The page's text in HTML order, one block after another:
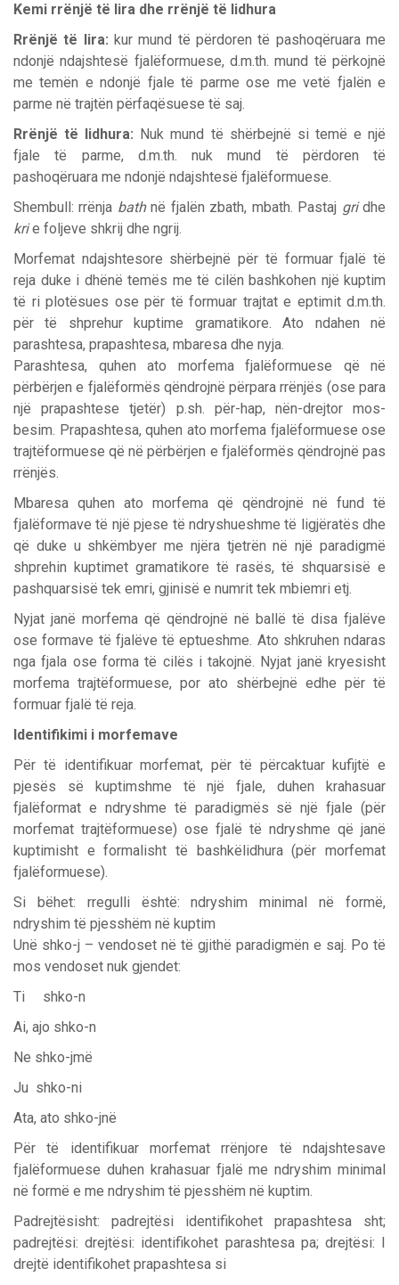
Kemi rrënjë të lira dhe rrënjë të lidhura
Rrënjë të lira: kur mund të përdoren të pashoqëruara me
ndonjë ndajshtesë fjalëformuese, d.m.th. mund të përkojnë
me temën e ndonjë fjale të parme ose me vetë fjalën e
parme në trajtën përfaqësuese të saj.
Rrënjë të lidhura: Nuk mund të shërbejnë si temë e një
fjale të parme, d.m.th. nuk mund të përdoren të
pashoqëruara me ndonjë ndajshtesë fjalëformuese.
Shembull: rrënja bathnë fjalën zbath, mbath. Pastaj gridhe
krie foljeve shkrij dhe ngrij.
Morfemat ndajshtesore shërbejnë për të formuar fjalë të
reja duke i dhënë temës me të cilën bashkohen një kuptim
të ri plotësues ose për të formuar trajtat e eptimit d.m.th.
për të shprehur kuptime gramatikore. Ato ndahen në
parashtesa, prapashtesa, mbaresa dhe nyja.
Parashtesa, quhen ato morfema fjalëformuese që në
përbërjen e fjalëformës qëndrojnë përpara rrënjës (ose para
një prapashtese tjetër) p.sh. për-hap, nën-drejtor mos-
besim. Prapashtesa, quhen ato morfema fjalëformuese ose
trajtëformuese që në përbërjen e fjalëformës qëndrojnë pas
rrënjës.
Mbaresa quhen ato morfema që qëndrojnë në fund të
fjalëformave të një pjese të ndryshueshme të ligjëratës dhe
që duke u shkëmbyer me njëra tjetrën në një paradigmë
shprehin kuptimet gramatikore të rasës, të shquarsisë e
pashquarsisë tek emri, gjinisë e numrit tek mbiemri etj.
Nyjat janë morfema që qëndrojnë në ballë të disa fjalëve
ose formave të fjalëve të eptueshme. Ato shkruhen ndaras
nga fjala ose forma të cilës i takojnë. Nyjat janë kryesisht
morfema trajtëformuese, por ato shërbejnë edhe për të
formuar fjalë të reja.
Identifikimi i morfemave
Për të identifikuar morfemat, për të përcaktuar kufijtë e
pjesës së kuptimshme të një fjale, duhen krahasuar
fjalëformat e ndryshme të paradigmës së një fjale (për
morfemat trajtëformuese) ose fjalë të ndryshme që janë
kuptimisht e formalisht të bashkëlidhura (për morfemat
fjalëformuese).
Si bëhet: rregulli është: ndryshim minimal në formë,
ndryshim të pjesshëm në kuptim
Unë shko-j – vendoset në të gjithë paradigmën e saj. Po të
mos vendoset nuk gjendet:
Ti shko-n
Ai, ajo shko-n
Ne shko-jmë
Ju shko-ni
Ata, ato shko-jnë
Për të identifikuar morfemat rrënjore të ndajshtesave
fjalëformuese duhen krahasuar fjalë me ndryshim minimal
në formë e me ndryshim të pjesshëm në kuptim.
Padrejtësisht: padrejtësi identifikohet prapashtesa sht;
padrejtësi: drejtësi: identifikohet parashtesa pa; drejtësi: I
drejtë identifikohet prapashtesa si